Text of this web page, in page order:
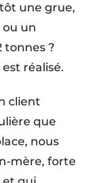
une grue,
un
tonnes ?
réalisé.
client
que
nous
mère, forte